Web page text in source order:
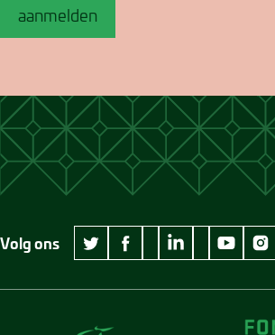
aanmelden
Volg ons
twitter Museum Jan Cunen
facebook Museum Jan
wikipedia Museum
linkedin Museum
youtube